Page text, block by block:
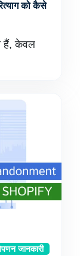
को कैसे
हैं, केवल
जानकारी